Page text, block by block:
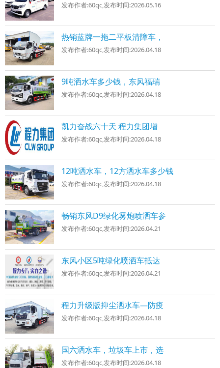
发布作者:60qc,发布时间:2026.05.16
热销蓝牌一拖二平板清障车，
发布作者:60qc,发布时间:2026.04.18
9吨洒水车多少钱，东风福瑞
发布作者:60qc,发布时间:2026.04.18
凯力奋战六十天 程力集团增
发布作者:60qc,发布时间:2026.04.18
12吨洒水车，12方洒水车多少钱
发布作者:60qc,发布时间:2026.04.18
畅销东风D9绿化雾炮喷洒车参
发布作者:60qc,发布时间:2026.04.21
东风小区5吨绿化喷洒车抵达
发布作者:60qc,发布时间:2026.04.21
程力升级版抑尘洒水车—防疫
发布作者:60qc,发布时间:2026.04.18
国六洒水车，垃圾车上市，选
发布作者:60qc,发布时间:2026.04.18